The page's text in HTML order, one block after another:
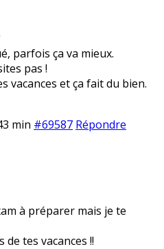
parfois ça va mieux.
pas !
vacances et ça fait du bien.
min #69587 Répondre
à préparer mais je te
tes vacances !!